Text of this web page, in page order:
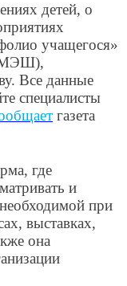
детей, о
учащегося»
(МЭШ),
Все данные
специалисты
газета
где
и
при
выставках,
она